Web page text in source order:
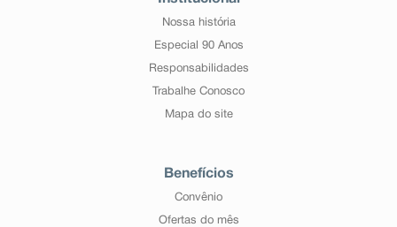
Nossa história
Especial 90 Anos
Responsabilidades
Trabalhe Conosco
Mapa do site
Benefícios
Convênio
Ofertas do mês